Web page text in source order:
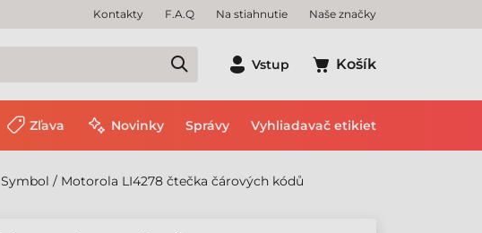
Kontakty F.A.Q Na stiahnutie Naše značky
Vstup Košík
Zľava Novinky Správy Vyhliadavač etikiet
Symbol / Motorola LI4278 čtečka čárových kódů